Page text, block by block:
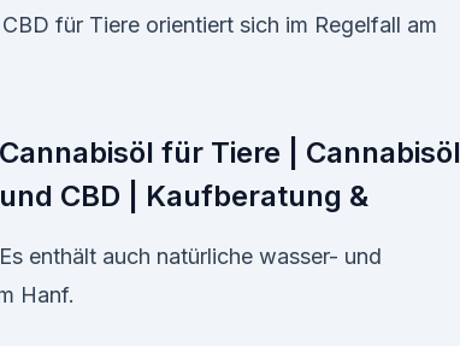
für Tiere orientiert sich im Regelfall am
Cannabisöl für Tiere | Cannabisöl
und CBD | Kaufberatung &
Es enthält auch natürliche wasser- und
Hanf.